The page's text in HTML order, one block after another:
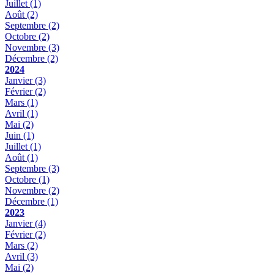
Juillet (1)
Août (2)
Septembre (2)
Octobre (2)
Novembre (3)
Décembre (2)
2024
Janvier(3)
Février(2)
Mars (1)
Avril (1)
Mai (2)
Juin (1)
Juillet (1)
Août (1)
Septembre (3)
Octobre (1)
Novembre (2)
Décembre (1)
2023
Janvier(4)
Février(2)
Mars (2)
Avril (3)
Mai (2)